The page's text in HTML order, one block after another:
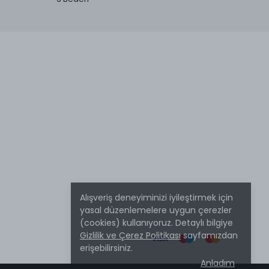
Alışveriş deneyiminizi iyileştirmek için
yasal düzenlemelere uygun çerezler
(cookies) kullanıyoruz. Detaylı bilgiye
Gizlilik ve Çerez Politikasısayfamızdan
erişebilirsiniz.
Anladım